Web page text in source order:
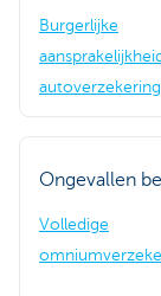
Burgerlijke
autoverzekering
Ongevallen
Volledige